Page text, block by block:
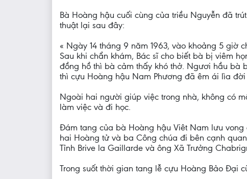
Bà Hoàng hậu cuối cùng của triều Nguyễn đã
thuật lại sau đây:
« Ngày 14 tháng 9 năm 1963, vào khoảng 5 giờ
Sau khi chẩn khám, Bác sĩ cho biết bà bị viêm
đồng hồ thì bà cảm thấy khó thở. Ngươi hầu bà
thì cựu Hoàng hậu Nam Phương đã êm ái lìa
Ngoài hai người giúp việc trong nhà, không có
làm việc và đi học.
Đám tang của bà Hoàng hậu Viêt Nam lưu
hai Hoàng tử và ba Công chúa đi bên cạnh
Tỉnh Brive la Gaillarde và ông Xã Trưởng
Trong suốt thời gian tang lễ cựu Hoàng Bảo Đại